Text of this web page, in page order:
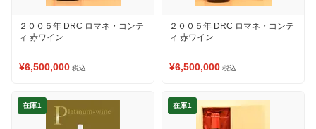
２００５年 DRC ロマネ・コンテ
ィ 赤ワイン
¥6,500,000 税込
２００５年 DRC ロマネ・コンテ
ィ 赤ワイン
¥6,500,000 税込
在庫1 在庫1